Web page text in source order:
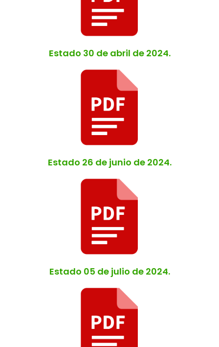
Estado 30 de abril de 2024.
Estado 26 de junio de 2024.
Estado 05 de julio de 2024.